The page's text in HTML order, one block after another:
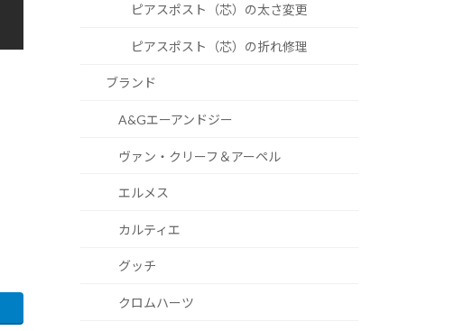
ピアスポスト（芯）の太さ変更
ピアスポスト（芯）の折れ修理
ブランド
A&Gエーアンドジー
ヴァン・クリーフ＆アーペル
エルメス
カルティエ
グッチ
クロムハーツ